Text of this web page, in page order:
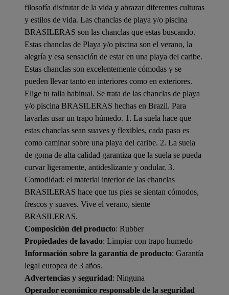
filosofía disfrutar de la vida y abrazar diferentes culturas
y estilos de vida. Las chanclas de playa y/o piscina
BRASILERAS son las chanclas que estas buscando.
Estas chanclas de Playa y/o piscina son el verano, la
alegría y esa sensación de estar en una playa del caribe.
Estas chanclas son excelentemente cómodas y se
pueden llevar tanto en interiores como en exteriores.
Elige tu talla habitual. Se trata de las chanclas de playa
y/o piscina BRASILERAS hechas en Brazil. Para
lavarlas usar un trapo húmedo. 1. La suela hace que
estas chanclas sean suaves y flexibles, cada paso es
como caminar sobre una playa del caribe. 2. La suela
de goma de alta calidad garantiza que la suela se pueda
curvar ligeramente, antideslizante y ondular. 3.
Comodidad: el material interior de las chanclas
BRASILERAS hace que tus pies se sientan cómodos,
frescos y suaves. Vive el verano, siente
BRASILERAS.
Composición del producto: Rubber
Propiedades de lavado: Limpiar con trapo humedo
Información sobre la garantía de producto: Garantía
legal europea de 3 años.
Advertencias y seguridad: Ninguna
Operador económico responsable de la seguridad